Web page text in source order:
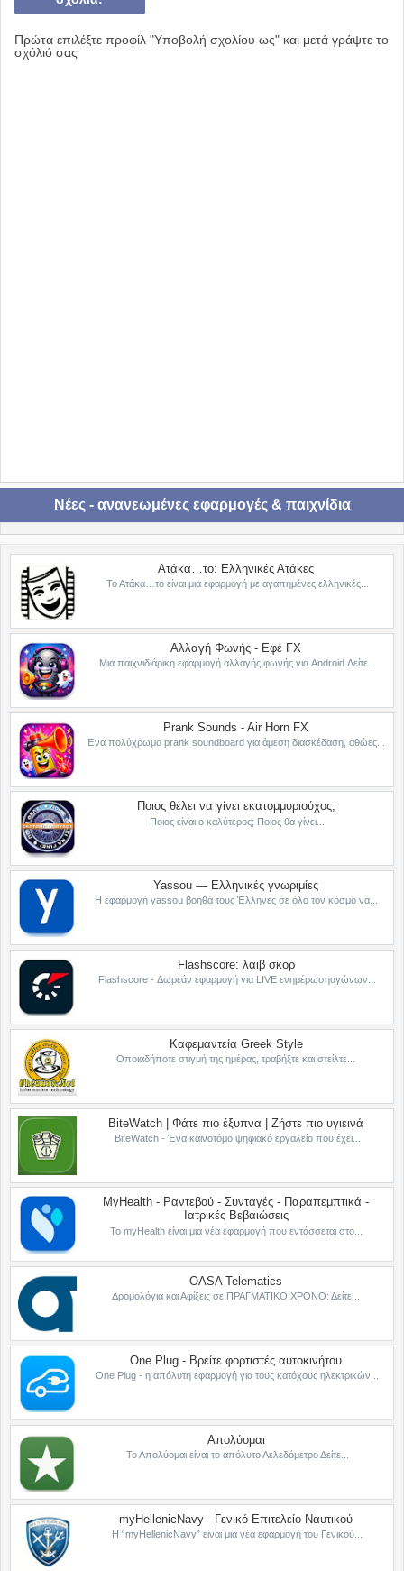
Πρώτα επιλέξτε προφίλ "Υποβολή σχολίου ως" και μετά γράψτε το
σχόλιό σας
Νέες - ανανεωμένες εφαρμογές & παιχνίδια
Ατάκα…το: Ελληνικές Ατάκες
Το Ατάκα…το είναι μια εφαρμογή με αγαπημένες ελληνικές...
Αλλαγή Φωνής - Εφέ FX
Μια παιχνιδιάρικη εφαρμογή αλλαγής φωνής για Android.Δείτε...
Prank Sounds - Air Horn FX
Ένα πολύχρωμο prank soundboard για άμεση διασκέδαση, αθώες...
Ποιος θέλει να γίνει εκατομμυριούχος;
Ποιος είναι ο καλύτερος; Ποιος θα γίνει...
Yassou — Ελληνικές γνωριμίες
Η εφαρμογή yassou βοηθά τους Έλληνες σε όλο τον κόσμο να...
Flashscore: λαιβ σκορ
Flashscore - Δωρεάν εφαρμογή για LIVE ενημέρωσηαγώνων...
Καφεμαντεία Greek Style
Οποιαδήποτε στιγμή της ημέρας, τραβήξτε και στείλτε...
BiteWatch | Φάτε πιο έξυπνα | Ζήστε πιο υγιεινά
BiteWatch - Ένα καινοτόμο ψηφιακό εργαλείο που έχει...
MyHealth - Ραντεβού - Συνταγές - Παραπεμπτικά -
Ιατρικές Βεβαιώσεις
Το myHealth είναι μια νέα εφαρμογή που εντάσσεται στο...
OASA Telematics
Δρομολόγια και Αφίξεις σε ΠΡΑΓΜΑΤΙΚΟ ΧΡΟΝΟ: Δείτε...
One Plug - Βρείτε φορτιστές αυτοκινήτου
One Plug - η απόλυτη εφαρμογή για τους κατόχους ηλεκτρικών...
Απολύομαι
Το Απολύομαι είναι το απόλυτο Λελεδόμετρο Δείτε...
myHellenicNavy - Γενικό Επιτελείο Ναυτικού
Η “myHellenicNavy” είναι μια νέα εφαρμογή του Γενικού...